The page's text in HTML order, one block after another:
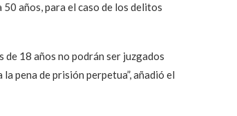
años, para el caso de los delitos
de 18 años no podrán ser juzgados
pena de prisión perpetua”, añadió el